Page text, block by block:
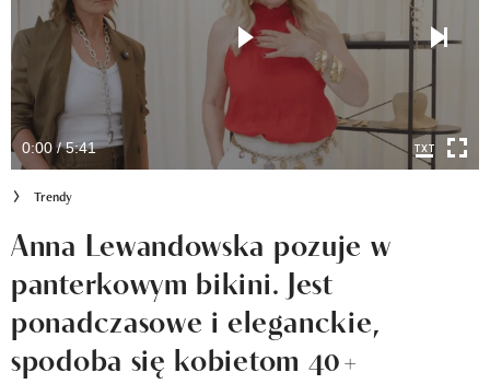
Styl życia
Nasze akcje
Inspiracje
Newsy
Newsletter
Wizaz Summer Influ School
0:00 / 5:41
Trendy
Anna Lewandowska pozuje w
panterkowym bikini. Jest
ponadczasowe i eleganckie,
spodoba się kobietom 40+